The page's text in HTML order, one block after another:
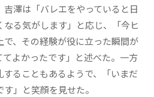
澤は「バレエをやっていると日
る気がします」と応じ、「今ヒ
で、その経験が役に立った瞬間が
よかったです」と述べた。一方
ることもあるようで、「いまだ
」と笑顔を見せた。